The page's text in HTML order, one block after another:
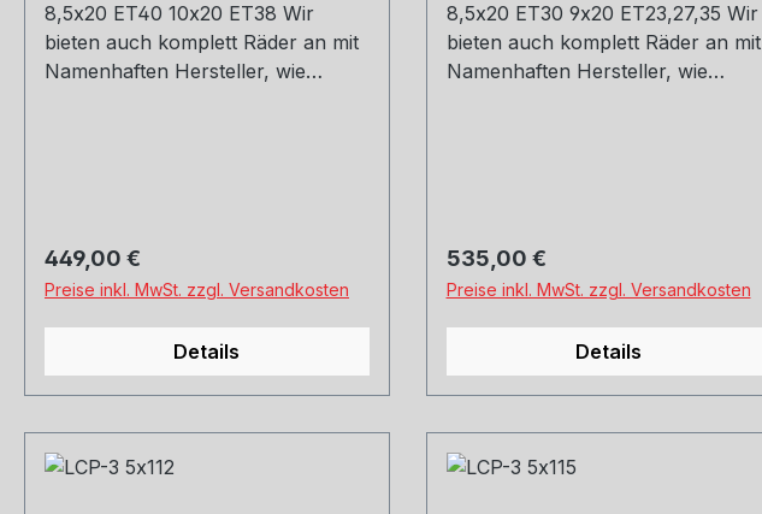
8,5x20 ET40 10x20 ET38 Wir
bieten auch komplett Räder an mit
Namenhaften Hersteller, wie
Regulärer Preis:
449,00 €
Preise inkl. MwSt. zzgl. Versandkosten
Details
8,5x20 ET30 9x20 ET23,27,35 Wir
bieten auch komplett Räder an mit
Namenhaften Hersteller, wie
Regulärer Preis:
535,00 €
Preise inkl. MwSt. zzgl. Versandkosten
Details